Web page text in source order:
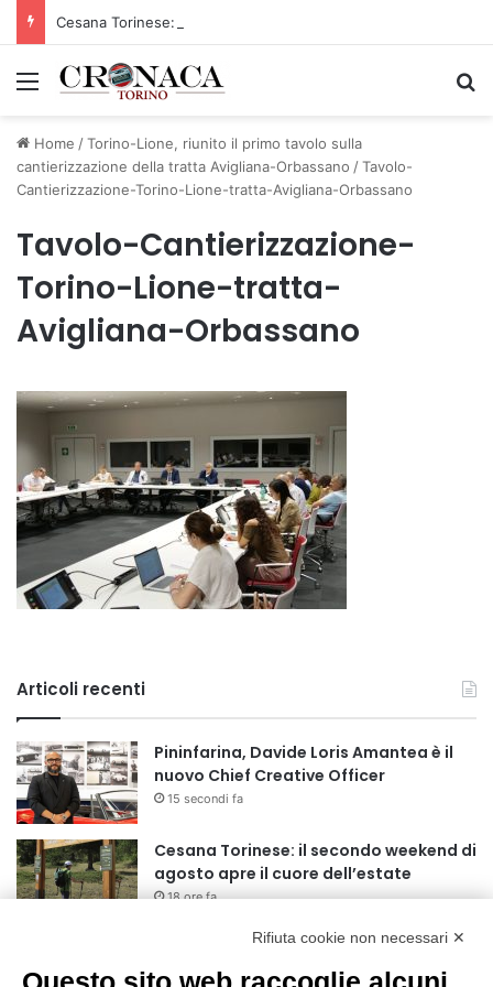
Menu
Home /Torino-Lione, riunito il primo tavolo sulla
cantierizzazione della tratta Avigliana-Orbassano /Tavolo-
Cantierizzazione-Torino-Lione-tratta-Avigliana-Orbassano
Tavolo-Cantierizzazione-
Torino-Lione-tratta-
Avigliana-Orbassano
Articoli recenti
Pininfarina, Davide Loris Amantea è il
nuovo Chief Creative Officer
15 secondi fa
Cesana Torinese: il secondo weekend di
agosto apre il cuore dell’estate
18 ore fa
Siccità: Il Piemonte avvia le procedure
per la richiesta dello stato di calamità
Rifiuta cookie non necessari ✕